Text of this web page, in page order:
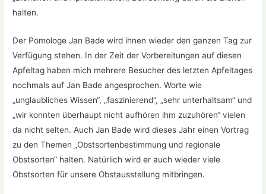
halten.
Der Pomologe Jan Bade wird ihnen wieder den ganzen Tag zur
Verfügung stehen. In der Zeit der Vorbereitungen auf diesen
Apfeltag haben mich mehrere Besucher des letzten Apfeltages
nochmals auf Jan Bade angesprochen. Worte wie
„unglaubliches Wissen“, „faszinierend“, „sehr unterhaltsam“ und
„wir konnten überhaupt nicht aufhören ihm zuzuhören“ vielen
da nicht selten. Auch Jan Bade wird dieses Jahr einen Vortrag
zu den Themen „Obstsortenbestimmung und regionale
Obstsorten“ halten. Natürlich wird er auch wieder viele
Obstsorten für unsere Obstausstellung mitbringen.